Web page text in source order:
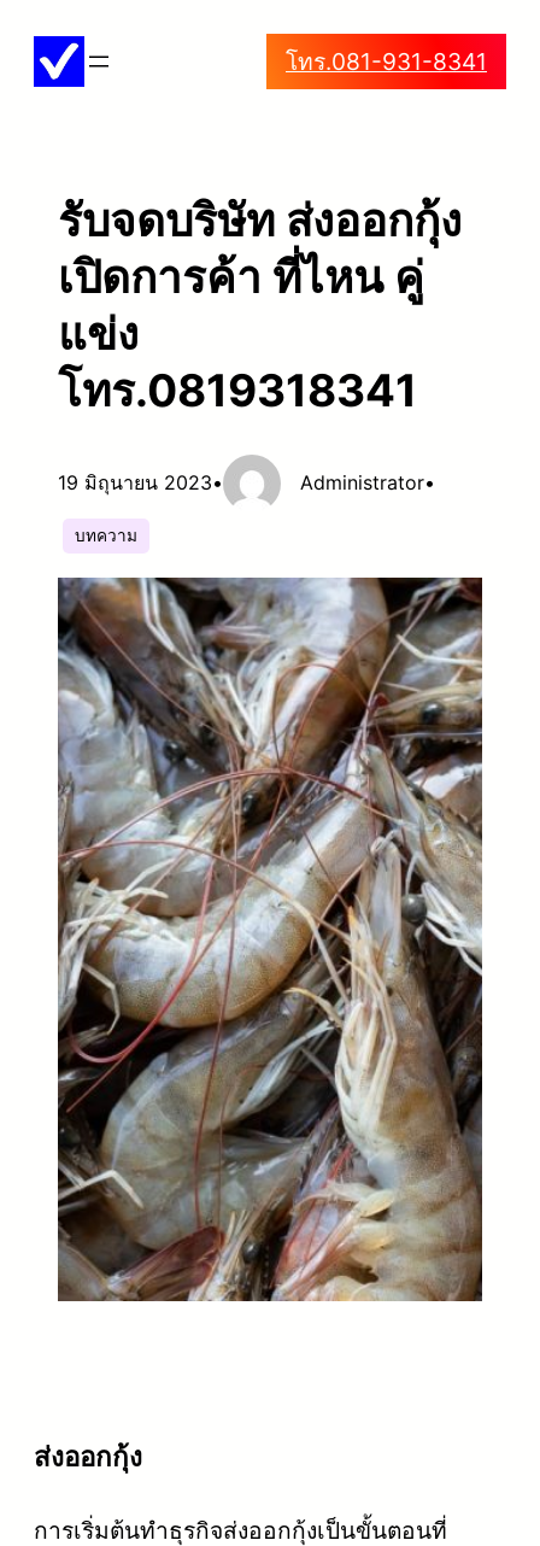
โทร.081-931-8341
รับจดบริษัท ส่งออกกุ้ง
เปิดการค้า ที่ไหน คู่
แข่ง
โทร.0819318341
19 มิถุนายน 2023• Administrator•
บทความ
ส่งออกกุ้ง
การเริ่มต้นทำธุรกิจส่งออกกุ้งเป็นขั้นตอนที่